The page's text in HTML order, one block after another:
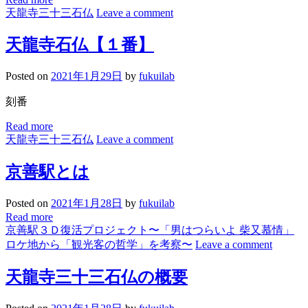
天龍寺三十三石仏 Leave a comment
天龍寺石仏【１番】
Posted on 2021年1月29日 by fukuilab
刻番
Read more
天龍寺三十三石仏 Leave a comment
京善駅とは
Posted on 2021年1月28日 by fukuilab
Read more
京善駅３Ｄ復活プロジェクト〜「男はつらいよ 柴又慕情」
ロケ地から「観光客の哲学」を考察〜 Leave a comment
天龍寺三十三石仏の概要